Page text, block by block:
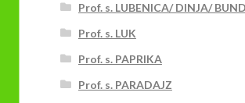
Prof. s. LUBENICA/ DINJA/
Prof. s. LUK
Prof. s. PAPRIKA
Prof. s. PARADAJZ